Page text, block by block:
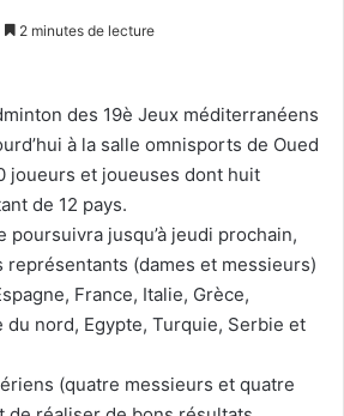
2 minutes de lecture
des 19è Jeux méditerranéens
à la salle omnisports de Oued
joueurs et joueuses dont huit
de 12 pays.
poursuivra jusqu’à jeudi prochain,
représentants (dames et messieurs)
France, Italie, Grèce,
du nord, Egypte, Turquie, Serbie et
(quatre messieurs et quatre